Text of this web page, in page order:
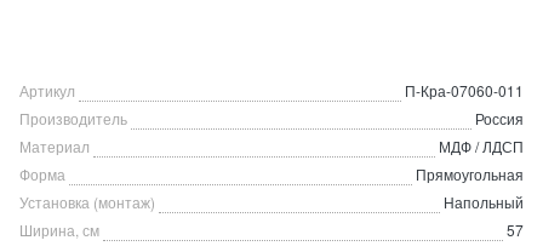
Артикул
П-Кра-07060-011
Производитель
Россия
Материал
МДФ / ЛДСП
Форма
Прямоугольная
Установка (монтаж)
Напольный
Ширина, см
57